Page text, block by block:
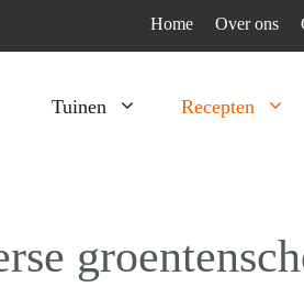
Home Over ons
Tuinen Recepten
Kruiden